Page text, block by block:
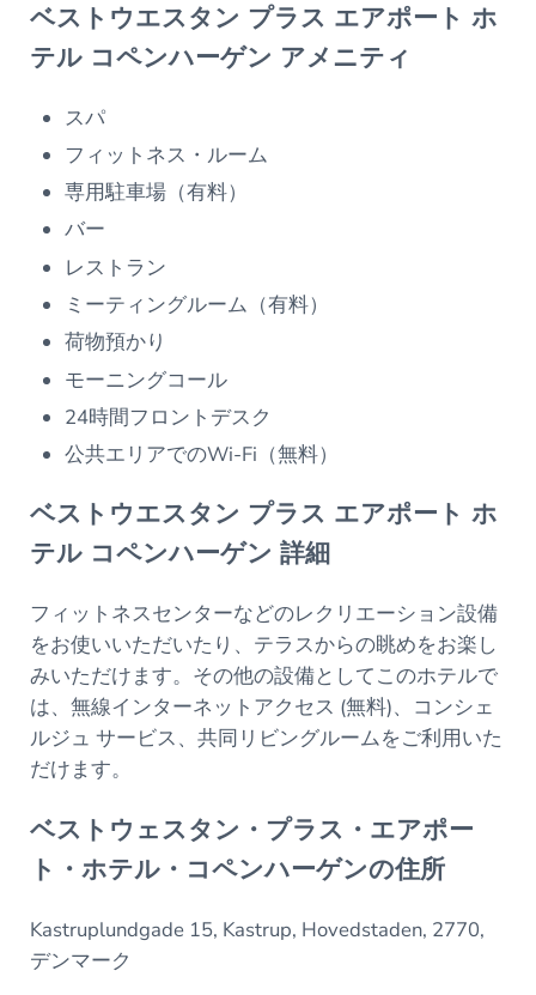
ベストウエスタン プラス エアポート ホ
テル コペンハーゲン アメニティ
スパ
フィットネス・ルーム
専用駐車場（有料）
バー
レストラン
ミーティングルーム（有料）
荷物預かり
モーニングコール
24時間フロントデスク
公共エリアでのWi-Fi（無料）
ベストウエスタン プラス エアポート ホ
テル コペンハーゲン 詳細
フィットネスセンターなどのレクリエーション設備
をお使いいただいたり、テラスからの眺めをお楽し
みいただけます。その他の設備としてこのホテルで
は、無線インターネットアクセス (無料)、コンシェ
ルジュ サービス、共同リビングルームをご利用いた
だけます。
ベストウェスタン・プラス・エアポー
ト・ホテル・コペンハーゲンの住所
Kastruplundgade 15, Kastrup, Hovedstaden, 2770,
デンマーク